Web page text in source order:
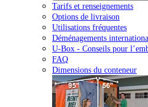
Tarifs et renseignements
Options de livraison
Utilisations fréquentes
Déménagements
U-Box - Conseils pour
FAQ
Dimensions du conteneur